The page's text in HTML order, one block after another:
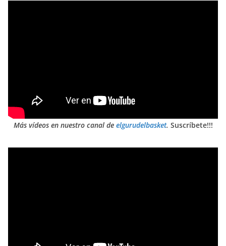
Más vídeos en nuestro canal de elgurudelbasket. Suscríbete!!!